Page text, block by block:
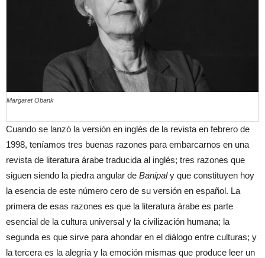
Margaret Obank
Cuando se lanzó la versión en inglés de la revista en febrero de
1998, teníamos tres buenas razones para embarcarnos en una
revista de literatura árabe traducida al inglés; tres razones que
siguen siendo la piedra angular de Banipaly que constituyen hoy
la esencia de este número cero de su versión en español. La
primera de esas razones es que la literatura árabe es parte
esencial de la cultura universal y la civilización humana; la
segunda es que sirve para ahondar en el diálogo entre culturas; y
la tercera es la alegría y la emoción mismas que produce leer un